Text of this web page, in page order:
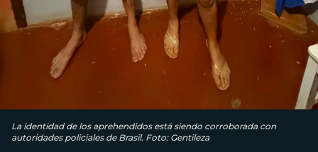
La identidad de los aprehendidos está siendo corroborada con
autoridades policiales de Brasil. Foto: Gentileza